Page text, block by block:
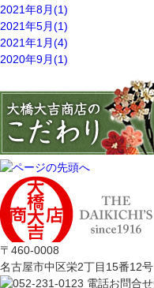
2021年8月(1)
2021年5月(1)
2021年1月(4)
2020年9月(1)
〒460-0008
名古屋市中区栄2丁目15番12号